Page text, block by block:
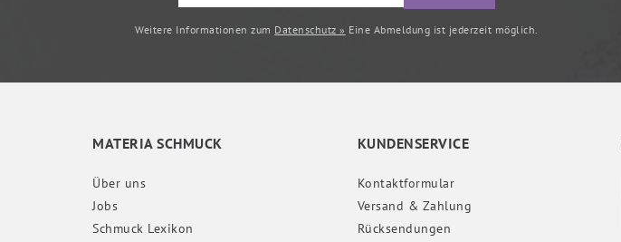
Weitere Informationen zum Datenschutz » Eine Abmeldung ist jederzeit möglich.
MATERIA SCHMUCK
Über uns
Jobs
Schmuck Lexikon
KUNDENSERVICE
Kontaktformular
Versand & Zahlung
Rücksendungen